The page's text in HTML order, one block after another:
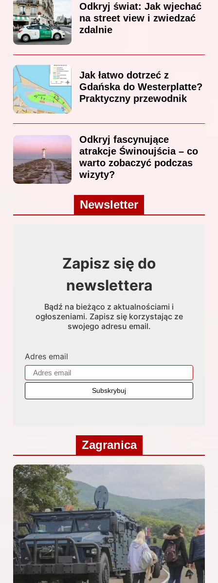
Odkryj świat: Jak wjechać
na street view i zwiedzać
zdalnie
Jak łatwo dotrzeć z
Gdańska do Westerplatte?
Praktyczny przewodnik
Odkryj fascynujące
atrakcje Świnoujścia – co
warto zobaczyć podczas
wizyty?
Newsletter
Zapisz się do
newslettera
Bądź na bieżąco z aktualnościami i
ogłoszeniami. Zapisz się korzystając ze
swojego adresu email.
Adres email
Zagranica